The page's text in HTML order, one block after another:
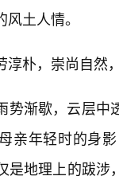
土人情。
淳朴，崇尚自然
势渐歇，云层
亲年轻时的身
是地理上的跋